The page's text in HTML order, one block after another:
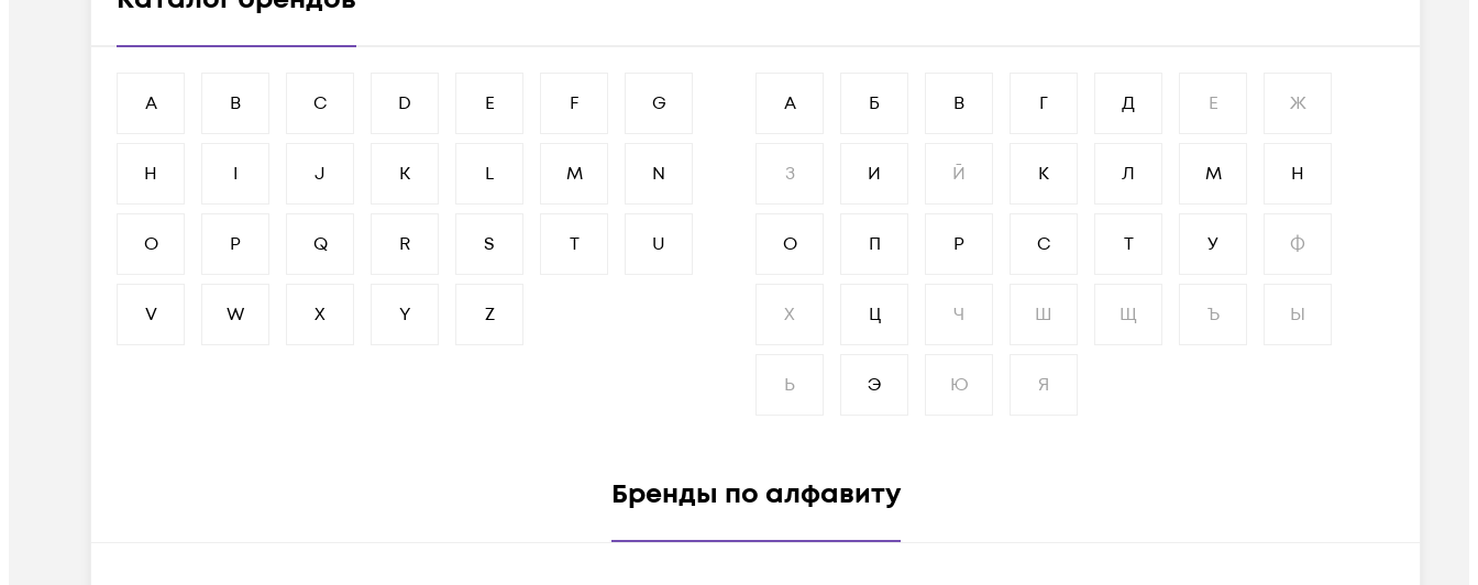
A B C D E F G
H I J K L M N
O P Q R S T U
V W X Y Z
А Б В Г Д Е Ж
З И Й К Л М Н
О П Р С Т У Ф
Х Ц Ч Ш Щ Ъ Ы
Ь Э Ю Я
Бренды по алфавиту